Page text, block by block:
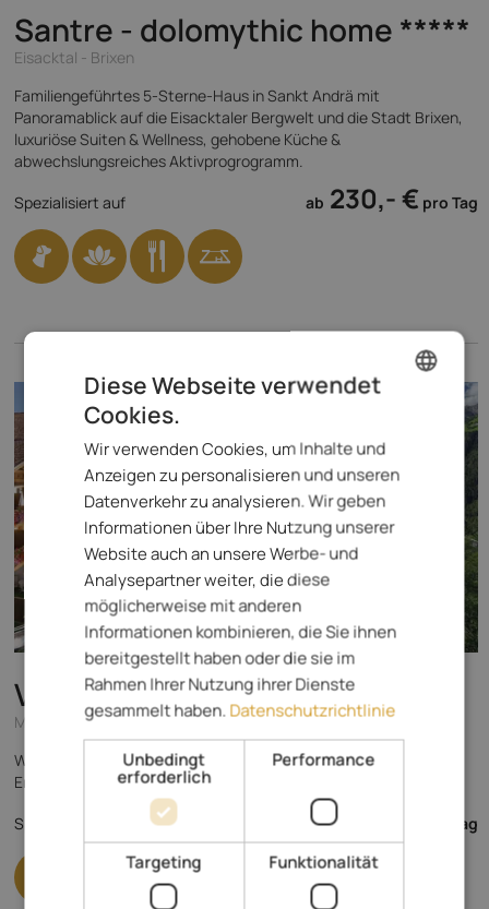
Santre - dolomythic home *****
Eisacktal - Brixen
Familiengeführtes 5-Sterne-Haus in Sankt Andrä mit
Panoramablick auf die Eisacktaler Bergwelt und die Stadt Brixen,
luxuriöse Suiten & Wellness, gehobene Küche &
abwechslungsreiches Aktivprogrogramm.
Spezialisiert auf
ab 230,- € pro Tag
Verdinser Hof****S
Meran und Umgebung - Schenna
Wohlfühlhotel in Schenna für Ferien im Zeichen von Genuss,
Erholung und spannenden Aktivitäten im Meraner Land.
Spezialisiert auf
ab147,- € pro Tag
ITALIAN
Diese Webseite verwendet
Cookies.
Wir verwenden Cookies, um Inhalte und
Anzeigen zu personalisieren und unseren
Datenverkehr zu analysieren. Wir geben
Informationen über Ihre Nutzung unserer
Website auch an unsere Werbe- und
Analysepartner weiter, die diese
möglicherweise mit anderen
Informationen kombinieren, die Sie ihnen
bereitgestellt haben oder die sie im
Rahmen Ihrer Nutzung ihrer Dienste
gesammelt haben.Datenschutzrichtlinie
Unbedingt
erforderlich
Performance
Targeting Funktionalität